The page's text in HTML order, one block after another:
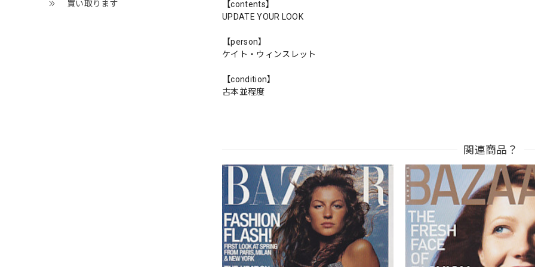
買い取ります
【contents】
UPDATE YOUR LOOK
【person】
ケイト・ウィンスレット
【condition】
古本並程度
関連商品？